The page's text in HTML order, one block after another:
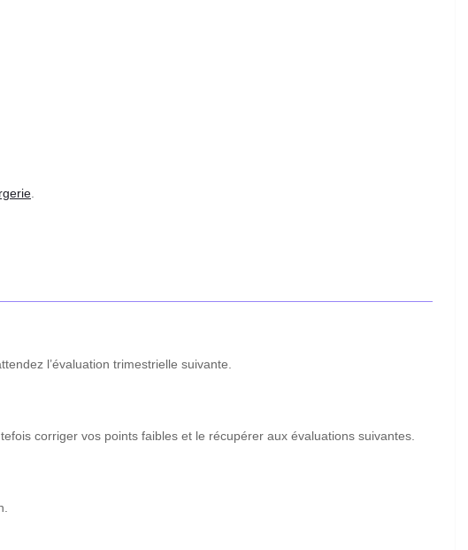
l’évaluation trimestrielle suivante.
corriger vos points faibles et le récupérer aux évaluations suivantes.